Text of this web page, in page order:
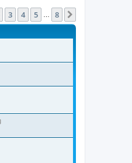
z8
3 4 5 8